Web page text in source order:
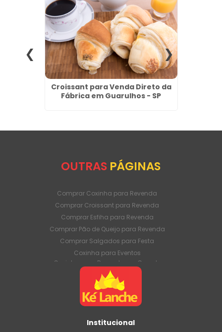
Croissant para Venda Direto da
Fábrica em Guarulhos - SP
OUTRAS PÁGINAS
Comprar Coxinha para Revenda
Comprar Croissant para Revenda
Comprar Esfiha para Revenda
Comprar Pão de Queijo para Revenda
Comprar Salgados para Festa
Coxinha para Eventos
Coxinha para Revenda em Grande
Quantidade
Coxinha para Venda Direto da Fábrica
Coxinha para Venda em Atacado
Croissant para Revenda em Grande
Croissant para Venda Direto da Fábrica
Institucional